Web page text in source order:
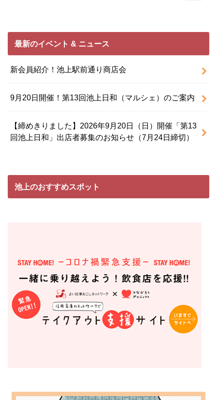
最新のイベント & ニュース
新会員紹介！池上駅前通り商店会
9月20日開催！第13回池上日和（マルシェ）のご案内
【締めきりました】2026年9月20日（日）開催「第13
回池上日和」出店者募集のお知らせ（7月24日締切）
池上のおすすめスポット